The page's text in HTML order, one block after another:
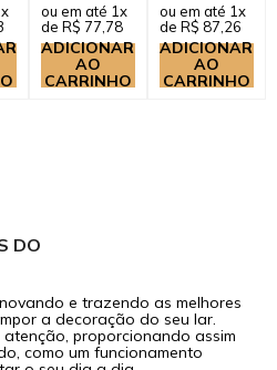
Banheiro
Guapo...
ou em até 1x
de R$ 77,78
ADICIONAR
AO
CARRINHO
ou em até 1x
de R$ 87,26
ADICIONAR
AO
CARRINHO
DO
e trazendo as melhores
a decoração do seu lar.
proporcionando assim
como um funcionamento